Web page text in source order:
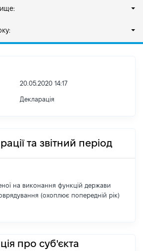
20.05.2020 14:17
Декларація
та звітний період
на виконання функцій держави
(охоплює попередній рік)
про суб'єкта